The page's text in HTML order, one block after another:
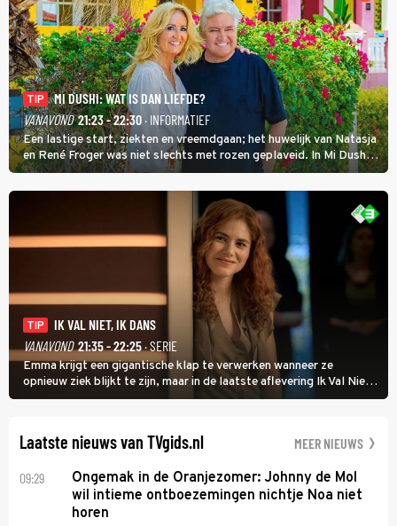
TIP
MI DUSHI: WAT IS DAN LIEFDE?
VANAVOND 21:23 - 22:30 · INFORMATIEF
Een lastige start, ziekten en vreemdgaan; het huwelijk van Natasja
en René Froger was niet slechts met rozen geplaveid. In Mi Dushi:
Wat Is Dan Liefde? neemt Wilfred Genee het showbizzkoppel mee
uit vissen om het over de liefde te hebben.
TIP
IK VAL NIET, IK DANS
VANAVOND 21:35 - 22:25· SERIE
Emma krijgt een gigantische klap te verwerken wanneer ze
opnieuw ziek blijkt te zijn, maar in de laatste aflevering Ik Val Niet,
Ik Dans laat ze zien dat ze niet van plan is op te geven, zelfs als ze
Laatste nieuws van TVgids.nl MEER NIEUWS
09:29
Ongemak in de Oranjezomer: Johnny de Mol
wil intieme ontboezemingen nichtje Noa niet
horen